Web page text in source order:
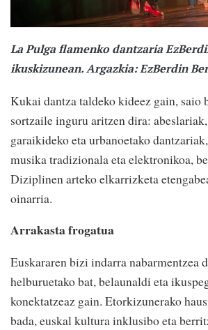
La Pulga flamenko dantzaria
ikuskizunean. Argazkia: EzBerdin
Kukai dantza taldeko kideez gain, saio
sortzaile inguru aritzen dira:
garaikideko eta urbanoetako
musika tradizionala eta elektronikoa,
Diziplinen arteko elkarrizketa
oinarria.
Arrakasta frogatua
Euskararen bizi indarra nabarmentzea
helburuetako bat, belaunaldi eta
konektatzeaz gain. Etorkizunerako
bada, euskal kultura inklusibo eta